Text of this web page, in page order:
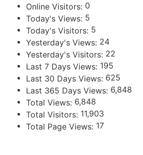
Online Visitors: 0
Today's Views: 5
Today's Visitors: 5
Yesterday's Views: 24
Yesterday's Visitors: 22
Last 7 Days Views: 195
Last 30 Days Views: 625
Last 365 Days Views: 6,848
Total Views: 6,848
Total Visitors: 11,903
Total Page Views: 17